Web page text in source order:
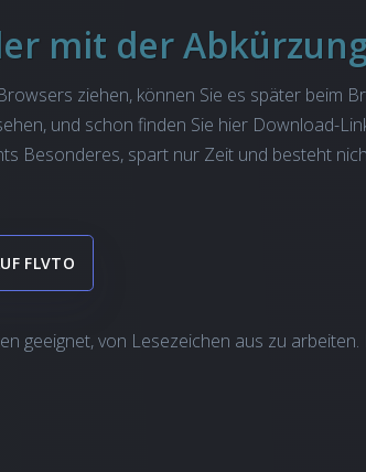
mit der
ziehen, können Sie es später beim
und schon finden Sie hier Download-
Besonderes, spart nur Zeit und besteht
FLVTO
geeignet, von Lesezeichen aus zu arbeiten.